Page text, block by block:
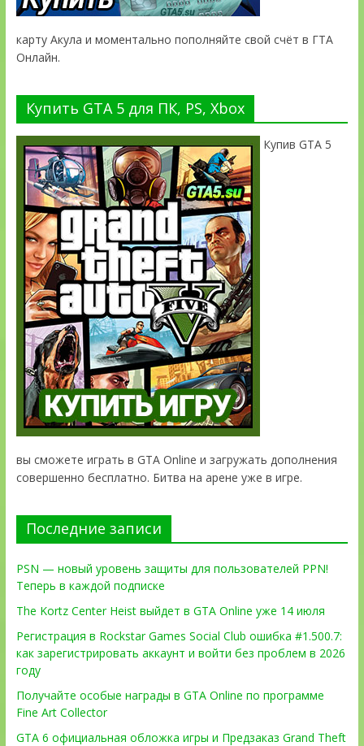
карту Акула и моментально пополняйте свой счёт в ГТА
Онлайн.
Купить GTA 5 для ПК, PS, Xbox
Купив GTA 5
вы сможете играть в GTA Online и загружать дополнения
совершенно бесплатно. Битва на арене уже в игре.
Последние записи
PSN — новый уровень защиты для пользователей PPN!
Теперь в каждой подписке
The Kortz Center Heist выйдет в GTA Online уже 14 июля
Регистрация в Rockstar Games Social Club ошибка #1.500.7:
как зарегистрировать аккаунт и войти без проблем в 2026
году
Получайте особые награды в GTA Online по программе
Fine Art Collector
GTA 6 официальная обложка игры и Предзаказ Grand Theft